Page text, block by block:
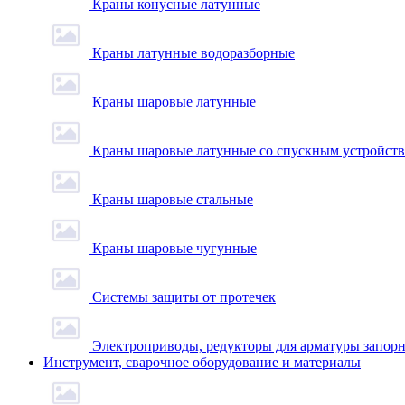
Краны конусные латунные
Краны латунные водоразборные
Краны шаровые латунные
Краны шаровые латунные со спускным
Краны шаровые стальные
Краны шаровые чугунные
Системы защиты от протечек
Электроприводы, редукторы для арматуры
Инструмент, сварочное оборудование и материалы